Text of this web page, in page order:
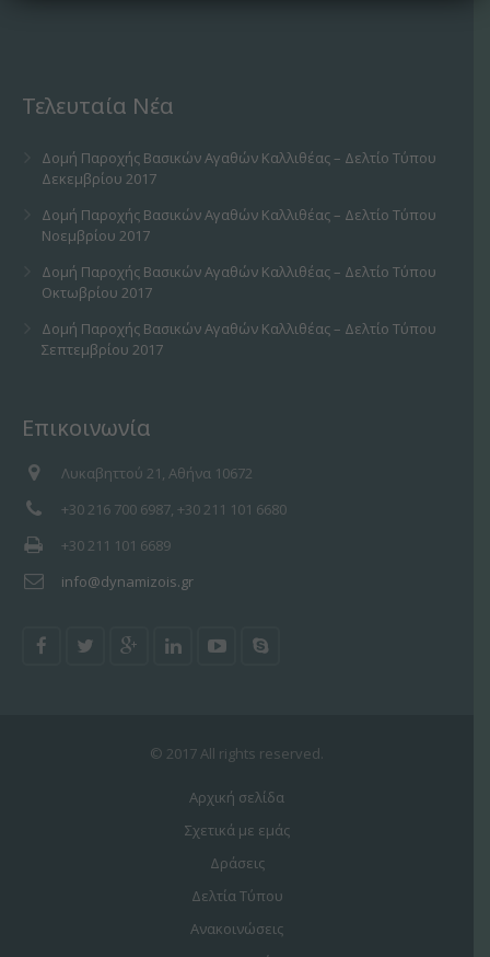
Τελευταία Νέα
Δομή Παροχής Βασικών Αγαθών Καλλιθέας – Δελτίο Τύπου
Δεκεμβρίου 2017
Δομή Παροχής Βασικών Αγαθών Καλλιθέας – Δελτίο Τύπου
Νοεμβρίου 2017
Δομή Παροχής Βασικών Αγαθών Καλλιθέας – Δελτίο Τύπου
Οκτωβρίου 2017
Δομή Παροχής Βασικών Αγαθών Καλλιθέας – Δελτίο Τύπου
Σεπτεμβρίου 2017
Επικοινωνία
Λυκαβηττού 21, Αθήνα 10672
+30 216 700 6987, +30 211 101 6680
+30 211 101 6689
info@dynamizois.gr
© 2017 All rights reserved.
Αρχική σελίδα
Σχετικά με εμάς
Δράσεις
Δελτία Τύπου
Ανακοινώσεις